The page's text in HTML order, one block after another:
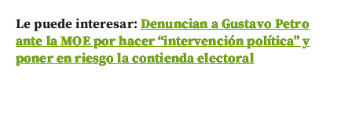
Le puede interesar: Denuncian a Gustavo Petro
ante la MOE por hacer “intervención política” y
poner en riesgo la contienda electoral